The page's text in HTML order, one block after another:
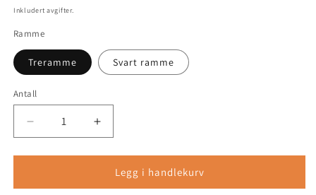
pris
Inkludert avgifter.
Ramme
Treramme Svart ramme
Antall
Antall
antallet
for
Moses
Øk
antallet
for
Baby
Moses
Legg i handlekurv